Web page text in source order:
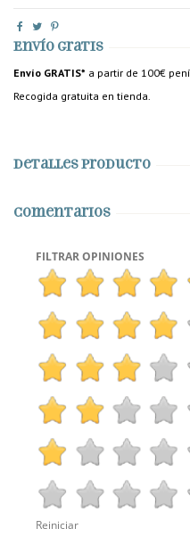
Envío gratis
Envío GRATIS* a partir de 100€
Recogida gratuita en tienda.
Detalles producto
Comentarios
FILTRAR OPINIONES
Reiniciar